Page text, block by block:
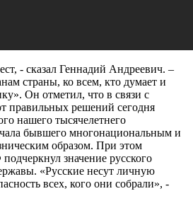
- сказал Геннадий Андреевич. –
страны, ко всем, кто думает и
Он отметил, что в связи с
правильных решений сегодня
нашего тысячелетнего
бывшего многонациональным и
образом. При этом
значение русского
«Русские несут личную
всех, кого они собрали», -